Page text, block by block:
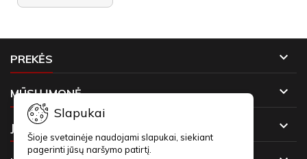
PREKĖS 
MŪSŲ ĮMONĖ 
JŪSŲ PASKYRA 
Slapukai
Šioje svetainėje naudojami slapukai, siekiant
pagerinti jūsų naršymo patirtį.